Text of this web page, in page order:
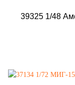
39325 1/48